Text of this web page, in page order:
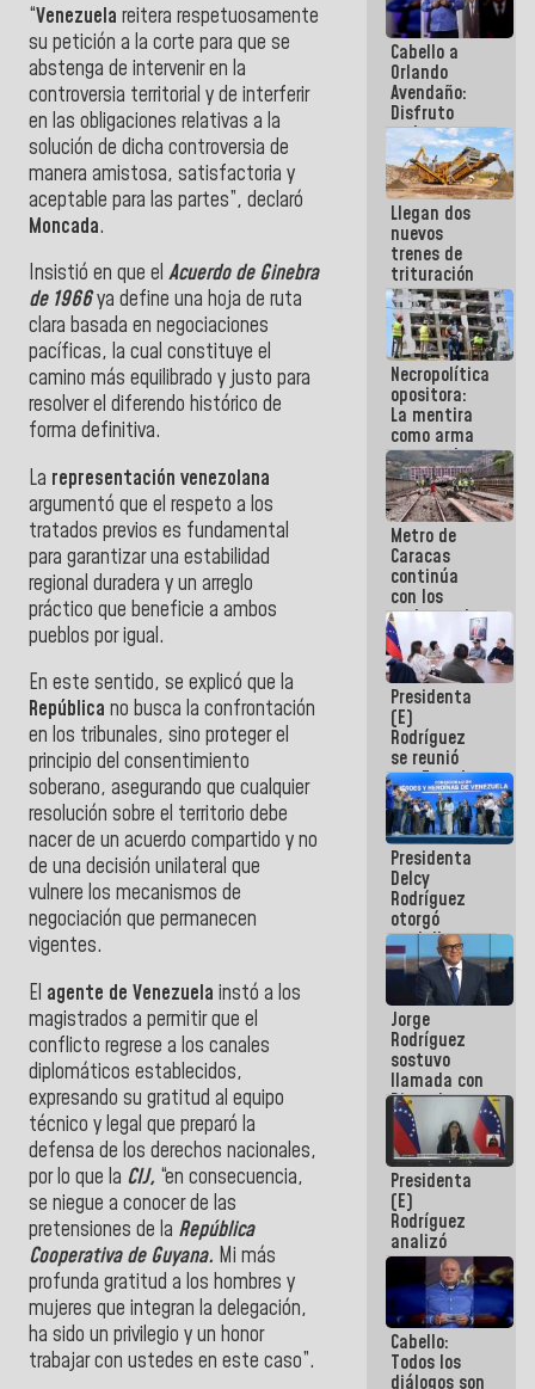
​“Venezuela reitera respetuosamente
su petición a la corte para que se
abstenga de intervenir en la
controversia territorial y de interferir
en las obligaciones relativas a la
solución de dicha controversia de
manera amistosa, satisfactoria y
aceptable para las partes”, declaró
Moncada.
Insistió en que el Acuerdo de Ginebra
de 1966ya define una hoja de ruta
clara basada en negociaciones
pacíficas, la cual constituye el
camino más equilibrado y justo para
resolver el diferendo histórico de
forma definitiva.
​La representación venezolana
argumentó que el respeto a los
tratados previos es fundamental
para garantizar una estabilidad
regional duradera y un arreglo
práctico que beneficie a ambos
pueblos por igual.
En este sentido, se explicó que la
República no busca la confrontación
en los tribunales, sino proteger el
principio del consentimiento
soberano, asegurando que cualquier
resolución sobre el territorio debe
nacer de un acuerdo compartido y no
de una decisión unilateral que
vulnere los mecanismos de
negociación que permanecen
vigentes.
El agente de Venezuela instó a los
magistrados a permitir que el
conflicto regrese a los canales
diplomáticos establecidos,
expresando su gratitud al equipo
técnico y legal que preparó la
defensa de los derechos nacionales,
por lo que la CIJ, “en consecuencia,
se niegue a conocer de las
pretensiones de la República
Cooperativa de Guyana. Mi más
profunda gratitud a los hombres y
mujeres que integran la delegación,
ha sido un privilegio y un honor
trabajar con ustedes en este caso”.
Cabello a
Orlando
Avendaño:
Disfruto
cada vez
que escribes
porque lo
que haces
es
embarrarla
Llegan dos
nuevos
trenes de
trituración
para
optimizar
manejo de
escombros
en La Guaira
Necropolítica
opositora:
La mentira
como arma
contra el
Pueblo
Metro de
Caracas
continúa
con los
trabajos de
mantenimiento
e inspección
en la Línea 2
Presidenta
(E)
Rodríguez
se reunió
con Estado
Mayor
Eléctrico
para
abordar
planes de
acción
Presidenta
Delcy
Rodríguez
otorgó
medalla
"Héroe de
Venezuela"
a servidores
públicos
Jorge
Rodríguez
sostuvo
llamada con
Dinorah
Figuera y
acuerdan
primer
encuentro
presencial
para el
diálogo
Presidenta
(E)
Rodríguez
analizó
junto a
gobernadores
planes de
recuperación
del Sistema
Eléctrico
Cabello:
Todos los
diálogos son